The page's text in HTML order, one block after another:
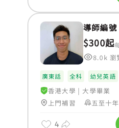
導師編
$300起
8.0k 瀏
廣東話 全科 幼兒英語
香港大學 | 大學畢業
上門補習
五至十年
4